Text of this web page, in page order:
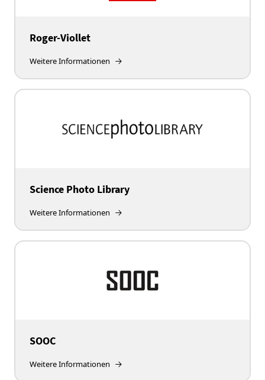
Roger-Viollet
Weitere Informationen
Science Photo Library
Weitere Informationen
SOOC
Weitere Informationen